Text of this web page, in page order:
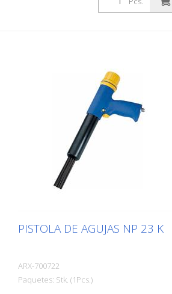
Esencialmente alisan las superficies
Von Arx adecuada para cada trabajo.
Con agujas de 2, 3 o 4 mm según se
requiera. El peso: 2,6 kg (5,7 libras)
Consumo de aire: 100 L/min. (3.5 cfm)
Agujas de 3 mm: 19 piezas Presión de
aire: máx. 7 bar (100 psi) Conexión: G 3/8
'' Niveles de ruido: 109 dB (A)
PISTOLA DE AGUJAS NP 23 K
ARX-700722
Paquetes: Stk. (1Pcs.)